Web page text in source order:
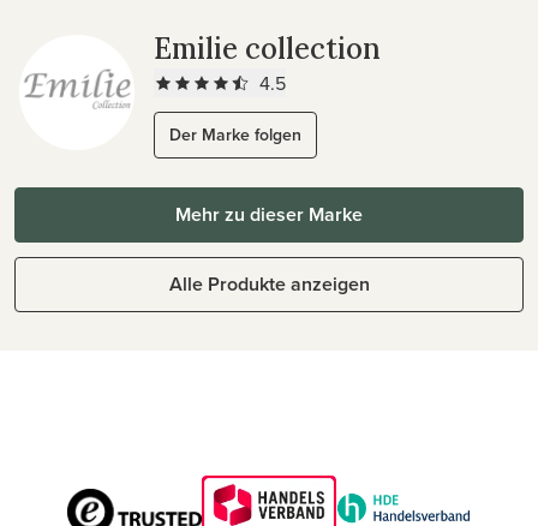
Emilie collection
4.5
Der Marke folgen
Mehr zu dieser Marke
Alle Produkte anzeigen